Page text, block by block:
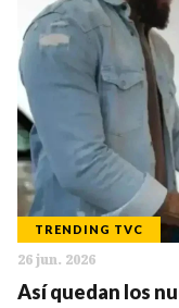
TRENDING TVC
26 jun. 2026
Así quedan los